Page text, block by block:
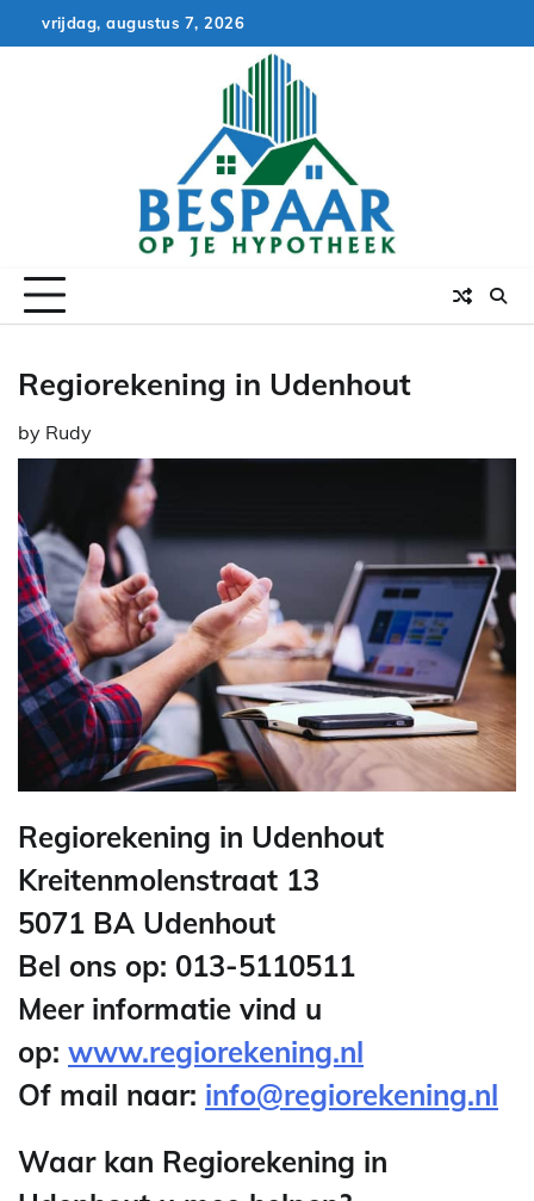
to
vrijdag, augustus 7, 2026
Regiorekening in Udenhout
by Rudy
Regiorekening in Udenhout
Kreitenmolenstraat 13
5071 BA Udenhout
Bel ons op: 013-5110511
Meer informatie vind u
op: www.regiorekening.nl
Of mail naar: info@regiorekening.nl
Waar kan Regiorekening in